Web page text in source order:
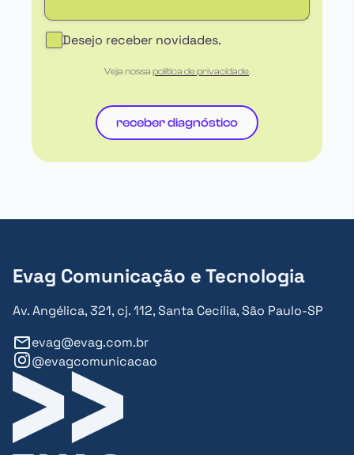
Desejo receber novidades.
Veja nossa política de privacidade.
receber diagnóstico
Evag Comunicação e Tecnologia
Av. Angélica, 321, cj. 112, Santa Cecília, São Paulo-SP
evag@evag.com.br
@evagcomunicacao